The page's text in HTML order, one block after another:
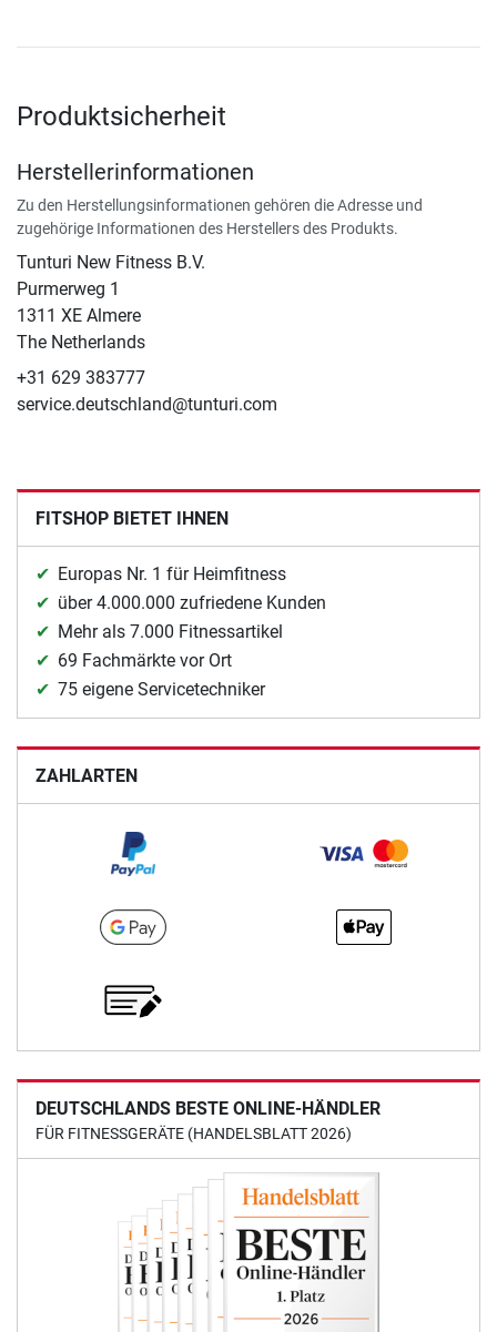
Produktsicherheit
Herstellerinformationen
Zu den Herstellungsinformationen gehören die Adresse und
zugehörige Informationen des Herstellers des Produkts.
Tunturi New Fitness B.V.
Purmerweg 1
1311 XE Almere
The Netherlands
+31 629 383777
service.deutschland@tunturi.com
FITSHOP BIETET IHNEN
Europas Nr. 1 für Heimfitness
über 4.000.000 zufriedene Kunden
Mehr als 7.000 Fitnessartikel
69 Fachmärkte vor Ort
75 eigene Servicetechniker
ZAHLARTEN
DEUTSCHLANDS BESTE ONLINE-HÄNDLER
FÜR FITNESSGERÄTE (HANDELSBLATT 2026)